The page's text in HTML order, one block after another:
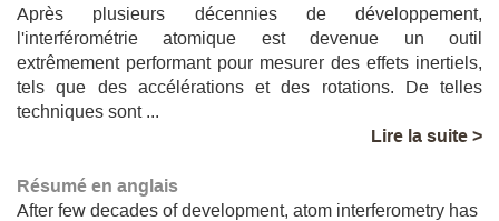
Après plusieurs décennies de développement,
l'interférométrie atomique est devenue un outil
extrêmement performant pour mesurer des effets inertiels,
tels que des accélérations et des rotations. De telles
techniques sont ...
Lire la suite >
Résumé en anglais
After few decades of development, atom interferometry has